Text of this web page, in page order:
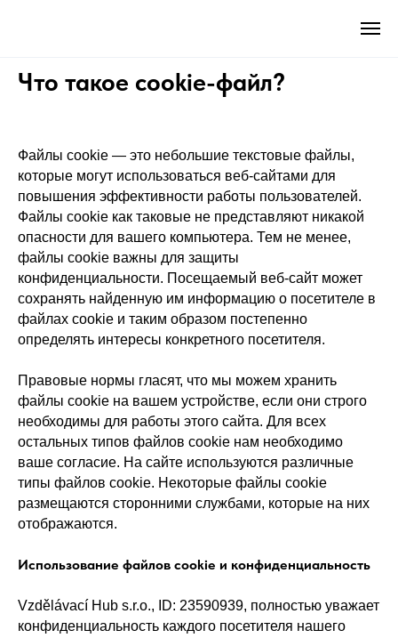
Что такое cookie-файл?
Файлы cookie — это небольшие текстовые файлы,
которые могут использоваться веб-сайтами для
повышения эффективности работы пользователей.
Файлы cookie как таковые не представляют никакой
опасности для вашего компьютера. Тем не менее,
файлы cookie важны для защиты
конфиденциальности. Посещаемый веб-сайт может
сохранять найденную им информацию о посетителе в
файлах cookie и таким образом постепенно
определять интересы конкретного посетителя.
Правовые нормы гласят, что мы можем хранить
файлы cookie на вашем устройстве, если они строго
необходимы для работы этого сайта. Для всех
остальных типов файлов cookie нам необходимо
ваше согласие. На сайте используются различные
типы файлов cookie. Некоторые файлы cookie
размещаются сторонними службами, которые на них
отображаются.
Использование файлов cookie и конфиденциальность
Vzdělávací Hub s.r.o., ID: 23590939, полностью уважает
конфиденциальность каждого посетителя нашего